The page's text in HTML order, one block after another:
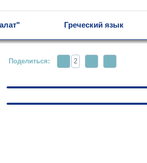
Греческий язык
Поделиться: 2